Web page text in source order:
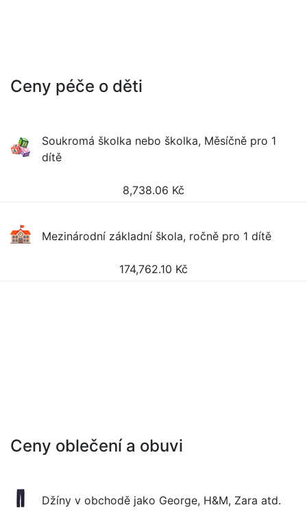
Ceny péče o děti
Soukromá školka nebo školka, Měsíčně pro 1
dítě
8,738.06 Kč
Mezinárodní základní škola, ročně pro 1 dítě
174,762.10 Kč
Ceny oblečení a obuvi
Džíny v obchodě jako George, H&M, Zara atd.